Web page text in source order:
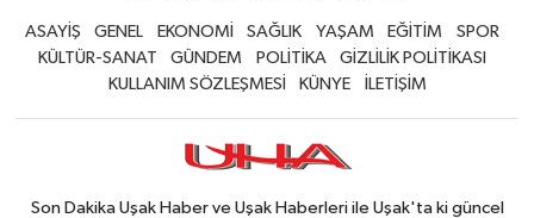
ASAYİŞ GENEL EKONOMİ SAĞLIK YAŞAM EĞİTİM
SPOR
KÜLTÜR-SANAT
GÜNDEM POLİTİKA
GİZLİLİK POLİTİKASI
KULLANIM SÖZLEŞMESİ
KÜNYE İLETİŞİM
Son Dakika Uşak Haber ve Uşak Haberleri ile Uşak'ta ki güncel